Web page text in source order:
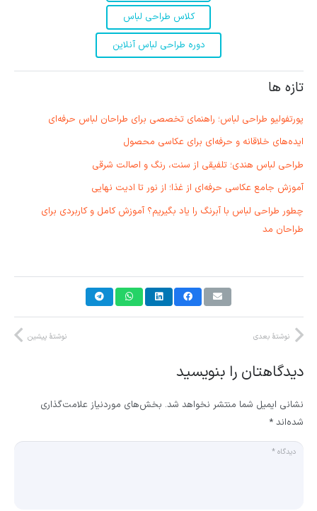
کلاس طراحی لباس
دوره طراحی لباس آنلاین
تازه ها
پورتفولیو طراحی لباس؛ راهنمای تخصصی برای طراحان لباس حرفه‌ای
ایده‌های خلاقانه و حرفه‌ای برای عکاسی محصول
طراحی لباس هندی؛ تلفیقی از سنت، رنگ و اصالت شرقی
آموزش جامع عکاسی حرفه‌ای از غذا؛ از نور تا ادیت نهایی
چطور طراحی لباس با آبرنگ را یاد بگیریم؟ آموزش کامل و کاربردی برای
طراحان مد
نوشتهٔ پیشین نوشتهٔ بعدی
دیدگاهتان را بنویسید
نشانی ایمیل شما منتشر نخواهد شد. بخش‌های موردنیاز علامت‌گذاری
شده‌اند*